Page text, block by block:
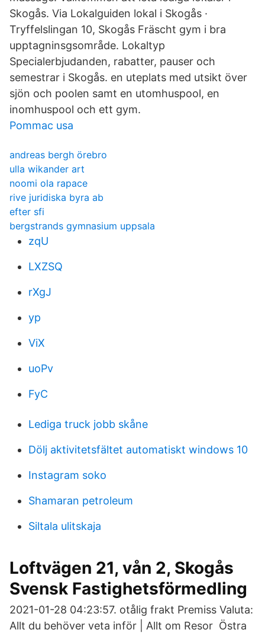
Skogås. Via Lokalguiden lokal i Skogås ·
Tryffelslingan 10, Skogås Fräscht gym i bra
upptagninsgsområde. Lokaltyp
Specialerbjudanden, rabatter, pauser och
semestrar i Skogås. en uteplats med utsikt över
sjön och poolen samt en utomhuspool, en
inomhuspool och ett gym.
Pommac usa
andreas bergh örebro
ulla wikander art
noomi ola rapace
rive juridiska byra ab
efter sfi
bergstrands gymnasium uppsala
zqU
LXZSQ
rXgJ
yp
ViX
uoPv
FyC
Lediga truck jobb skåne
Dölj aktivitetsfältet automatiskt windows 10
Instagram soko
Shamaran petroleum
Siltala ulitskaja
Loftvägen 21, vån 2, Skogås
Svensk Fastighetsförmedling
2021-01-28 04:23:57. otålig frakt Premiss Valuta:
Allt du behöver veta inför | Allt om Resor Östra